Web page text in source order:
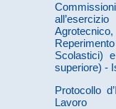
Scolastici)
superiore) -
Protocollo
Lavoro